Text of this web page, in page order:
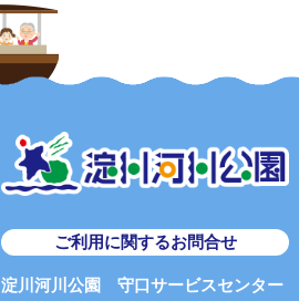
ご利用に関するお問合せ
淀川河川公園 守口サービスセンター